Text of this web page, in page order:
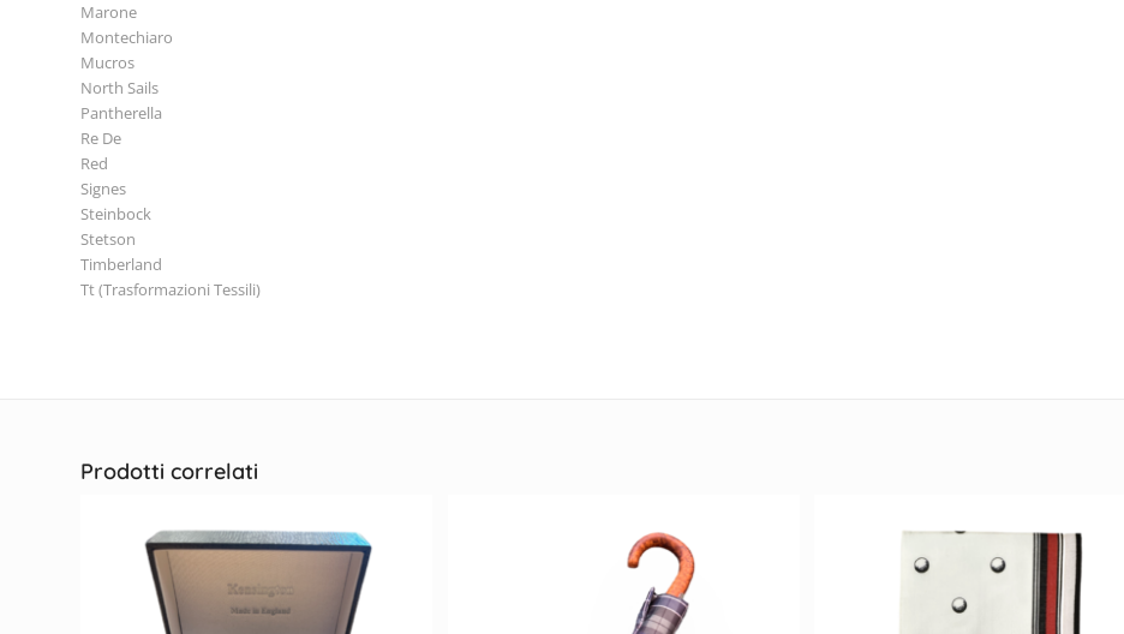
Marone
Montechiaro
Mucros
North Sails
Pantherella
Re De
Red
Signes
Steinbock
Stetson
Timberland
Tt (Trasformazioni Tessili)
Prodotti correlati